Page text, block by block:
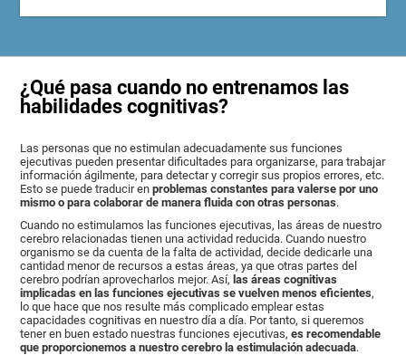
¿Qué pasa cuando no entrenamos las
habilidades cognitivas?
Las personas que no estimulan adecuadamente sus funciones
ejecutivas pueden presentar dificultades para organizarse, para trabajar
información ágilmente, para detectar y corregir sus propios errores, etc.
Esto se puede traducir enproblemas constantes para valerse por uno
mismo o para colaborar de manera fluida con otras personas.
Cuando no estimulamos las funciones ejecutivas, las áreas de nuestro
cerebro relacionadas tienen una actividad reducida. Cuando nuestro
organismo se da cuenta de la falta de actividad, decide dedicarle una
cantidad menor de recursos a estas áreas, ya que otras partes del
cerebro podrían aprovecharlos mejor. Así,las áreas cognitivas
implicadas en las funciones ejecutivas se vuelven menos eficientes,
lo que hace que nos resulte más complicado emplear estas
capacidades cognitivas en nuestro día a día. Por tanto, si queremos
tener en buen estado nuestras funciones ejecutivas,es recomendable
que proporcionemos a nuestro cerebro la estimulación adecuada.